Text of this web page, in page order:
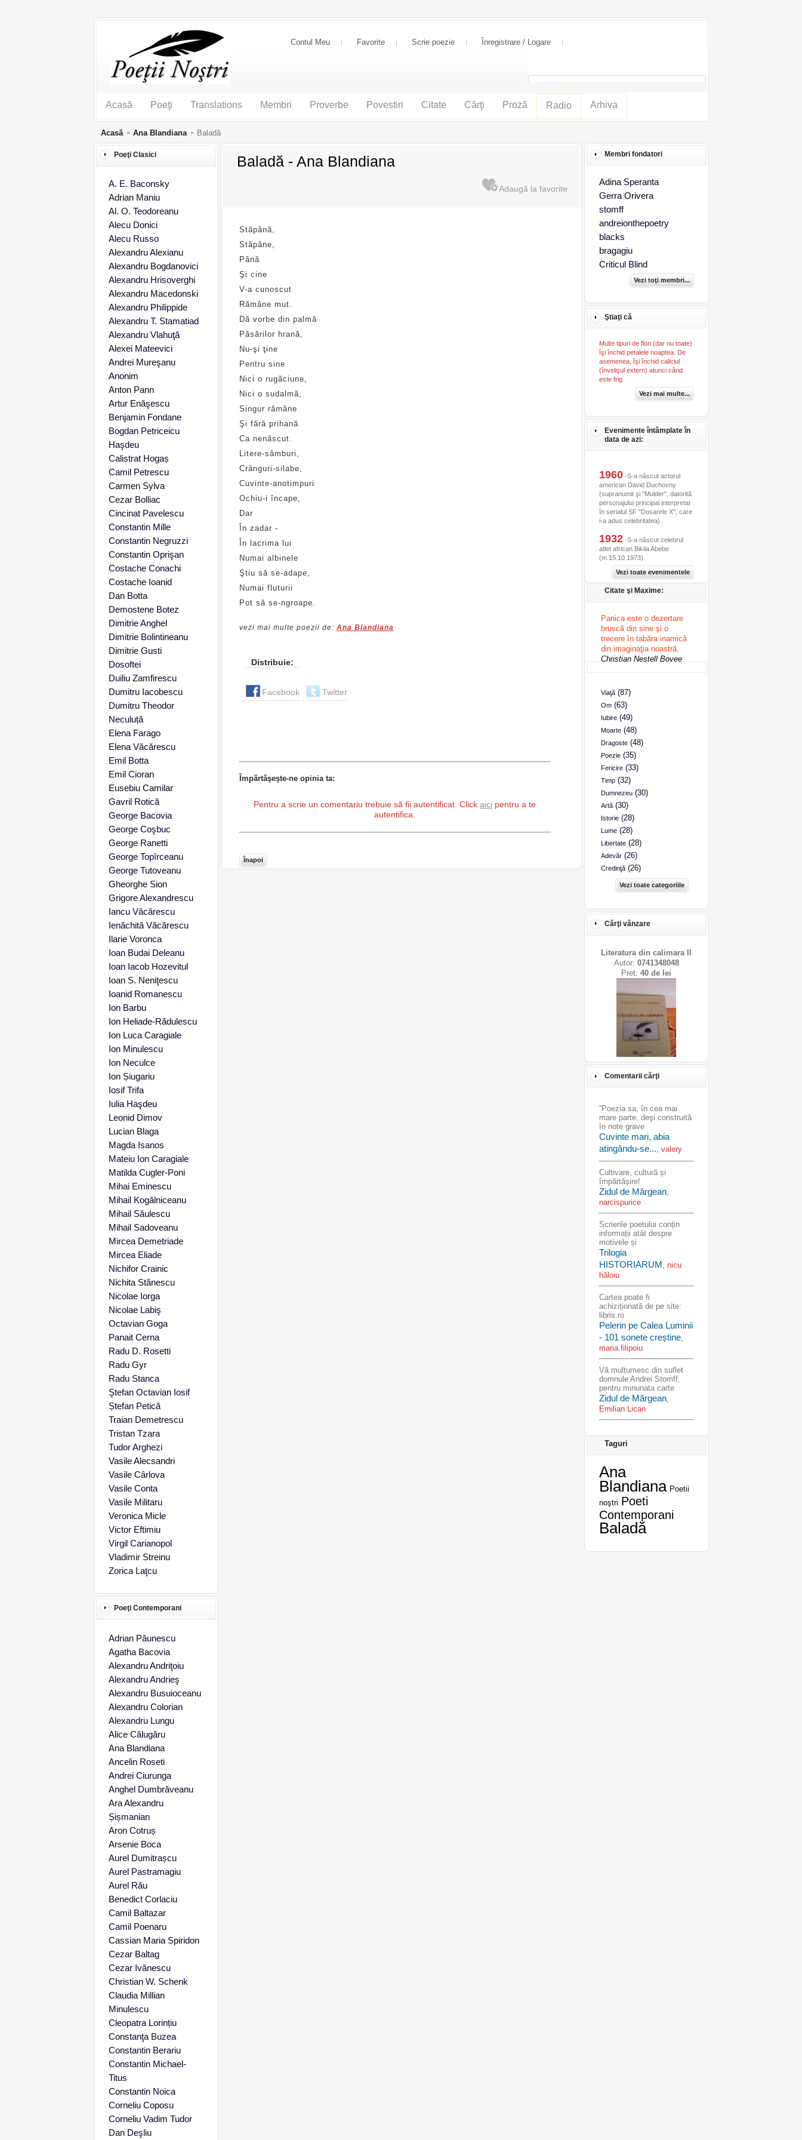
Contul Meu Favorite Scrie poezie Înregistrare / Logare
Acasă Poeţi Translations Membri Proverbe Povestiri Citate Cărţi Proză Radio Arhiva
Acasă Ana Blandiana Baladă
Baladă - Ana Blandiana
Stăpână,
Stăpâne,
Până
Şi cine
V-a cunoscut
Rămâne mut.
Dă vorbe din palmă
Păsărilor hrană,
Nu-şi ţine
Pentru sine
Nici o rugăciune,
Nici o sudalmă,
Singur rămâne
Şi fără prihană
Ca nenăscut.
Litere-sâmburi,
Crânguri-silabe,
Cuvinte-anotimpuri
Ochiu-i încape,
Dar
În zadar -
În lacrima lui
Numai albinele
Ştiu să se-adape,
Numai fluturii
Pot să se-ngroape.
vezi mai multe poezii de: Ana Blandiana
Distribuie:
Facebook Twitter
Împărtăşeşte-ne opinia ta:
Pentru a scrie un comentariu trebuie să fii autentificat. Click aici pentru a te
autentifica.
Înapoi
Poeţi Clasici
A. E. Baconsky
Adrian Maniu
Al. O. Teodoreanu
Alecu Donici
Alecu Russo
Alexandru Alexianu
Alexandru Bogdanovici
Alexandru Hrisoverghi
Alexandru Macedonski
Alexandru Philippide
Alexandru T. Stamatiad
Alexandru Vlahuţă
Alexei Mateevici
Andrei Mureşanu
Anonim
Anton Pann
Artur Enăşescu
Benjamin Fondane
Bogdan Petriceicu
Haşdeu
Calistrat Hogaș
Camil Petrescu
Carmen Sylva
Cezar Bolliac
Cincinat Pavelescu
Constantin Mille
Constantin Negruzzi
Constantin Oprişan
Costache Conachi
Costache Ioanid
Dan Botta
Demostene Botez
Dimitrie Anghel
Dimitrie Bolintineanu
Dimitrie Gusti
Dosoftei
Duiliu Zamfirescu
Dumitru Iacobescu
Dumitru Theodor
Neculuță
Elena Farago
Elena Văcărescu
Emil Botta
Emil Cioran
Eusebiu Camilar
Gavril Rotică
George Bacovia
George Coşbuc
George Ranetti
George Topîrceanu
George Tutoveanu
Gheorghe Sion
Grigore Alexandrescu
Iancu Văcărescu
Ienăchită Văcărescu
Ilarie Voronca
Ioan Budai Deleanu
Ioan Iacob Hozevitul
Ioan S. Neniţescu
Ioanid Romanescu
Ion Barbu
Ion Heliade-Rădulescu
Ion Luca Caragiale
Ion Minulescu
Ion Neculce
Ion Șiugariu
Iosif Trifa
Iulia Haşdeu
Leonid Dimov
Lucian Blaga
Magda Isanos
Mateiu Ion Caragiale
Matilda Cugler-Poni
Mihai Eminescu
Mihail Kogălniceanu
Mihail Săulescu
Mihail Sadoveanu
Mircea Demetriade
Mircea Eliade
Nichifor Crainic
Nichita Stănescu
Nicolae Iorga
Nicolae Labiş
Octavian Goga
Panait Cerna
Radu D. Rosetti
Radu Gyr
Radu Stanca
Ştefan Octavian Iosif
Ștefan Petică
Traian Demetrescu
Tristan Tzara
Tudor Arghezi
Vasile Alecsandri
Vasile Cârlova
Vasile Conta
Vasile Militaru
Veronica Micle
Victor Eftimiu
Virgil Carianopol
Vladimir Streinu
Zorica Laţcu
Poeţi Contemporani
Adrian Păunescu
Agatha Bacovia
Alexandru Andriţoiu
Alexandru Andrieş
Alexandru Busuioceanu
Alexandru Colorian
Alexandru Lungu
Alice Călugăru
Ana Blandiana
Ancelin Roseti
Andrei Ciurunga
Anghel Dumbrăveanu
Ara Alexandru
Șișmanian
Aron Cotruș
Arsenie Boca
Aurel Dumitrașcu
Aurel Pastramagiu
Aurel Rău
Benedict Corlaciu
Camil Baltazar
Camil Poenaru
Cassian Maria Spiridon
Cezar Baltag
Cezar Ivănescu
Christian W. Schenk
Claudia Millian
Minulescu
Cleopatra Lorințiu
Constanţa Buzea
Constantin Berariu
Constantin Michael-
Titus
Constantin Noica
Corneliu Coposu
Corneliu Vadim Tudor
Dan Deşliu
Membri fondatori
Adina Speranta
Gerra Orivera
stomff
andreionthepoetry
blacks
bragagiu
Criticul Blind
Vezi toţi membri...
Ştiaţi că
Multe tipuri de flori (dar nu toate)
îşi închid petalele noaptea. De
asemenea, îşi închid caliciul
(învelişul extern) atunci când
este frig.
Vezi mai multe...
Evenimente întâmplate în
data de azi:
1960-S-a născut actorul
american David Duchovny
(supranumit şi "Mulder", datorită
personajului principal interpretat
în serialul SF "Dosarele X", care
i-a adus celebritatea).
1932-S-a născut celebrul
atlet african Bikila Abebe
(m.15.10.1973).
Vezi toate evenimentele
Citate şi Maxime:
Panica este o dezertare
bruscă din sine şi o
trecere în tabăra inamică
din imaginaţia noastră.
Christian Nestell Bovee
Viaţă(87)
Om(63)
Iubire(49)
Moarte(48)
Dragoste(48)
Poezie(35)
Fericire(33)
Timp(32)
Dumnezeu(30)
Artă(30)
Istorie(28)
Lume(28)
Libertate(28)
Adevăr(26)
Credinţă(26)
Vezi toate categoriile
Cărţi vânzare
Literatura din calimara II
Autor: 0741348048
Pret: 40 de lei
Comentarii cărţi
”Poezia sa, în cea mai
mare parte, deşi construită
în note grave
Cuvinte mari, abia
atingându-se..., valery
Cultivare, cultură și
împărtășire!
Zidul de Mărgean,
narcispurice
Scrierile poetului conțin
informații atât despre
motivele și
Trilogia
HISTORIARUM, nicu
hăloiu
Cartea poate fi
achiziționată de pe site:
libris.ro
Pelerin pe Calea Luminii
- 101 sonete creștine,
maria.filipoiu
Vă mulțumesc din suflet
domnule Andrei Stomff,
pentru minunata carte
Zidul de Mărgean,
Emilian Lican
Taguri
Ana
Blandiana Poetii
noştri Poeti
Contemporani
Baladă